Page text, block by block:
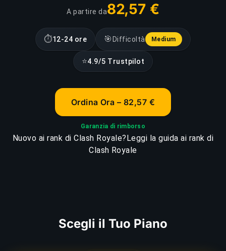
A partire da82,57 €
⏱12-24 ore 🎯 Difficoltà Medium
⭐4.9/5 Trustpilot
Ordina Ora – 82,57 €
Garanzia di rimborso
Nuovo ai rank di Clash Royale?Leggi la guida ai rank di
Clash Royale
Scegli il Tuo Piano